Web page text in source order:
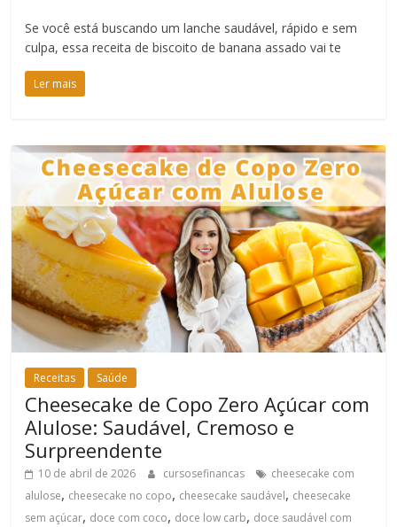
Se você está buscando um lanche saudável, rápido e sem
culpa, essa receita de biscoito de banana assado vai te
Ler mais
Receitas Saúde
Cheesecake de Copo Zero Açúcar com
Alulose: Saudável, Cremoso e
Surpreendente
10 de abril de 2026 cursosefinancas
cheesecake com
alulose, cheesecake no copo, cheesecake saudável, cheesecake
sem açúcar, doce com coco, doce low carb, doce saudável com